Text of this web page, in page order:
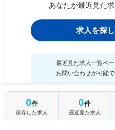
あなたが最近見た
求人を探
最近見た求人一覧ペー
お問い合わせが可能で
0件
保存した求人
0件
最近見た求人